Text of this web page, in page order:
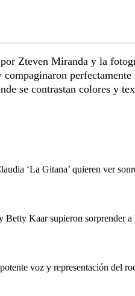
Zteven Miranda y la
se contrastan colores y
‘La Gitana’ quieren ver
Kaar supieron sorprender a
voz y representación del